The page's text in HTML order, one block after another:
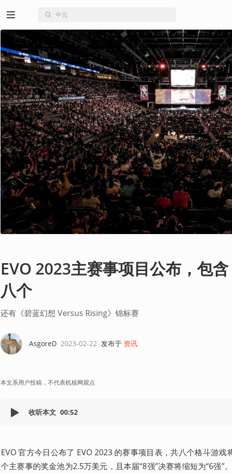
EVO 2023主赛事项目公布，包
八个
还有《碧蓝幻想 Versus Rising》锦标赛
AsgoreD 2023-02-22 发布于 资讯
本文系用户投稿，不代表机核网观点
收听本文 00:52
EVO 官方今日公布了 EVO 2023 的赛事项目表，共八个格斗游
个主赛事的奖金池为2.5万美元，且本届“8强”决赛将缩短为“6强”